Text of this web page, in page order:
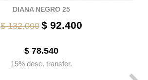
DIANA NEGRO 25
$ 132.000 $ 92.400
$ 78.540
15% desc. transfer.